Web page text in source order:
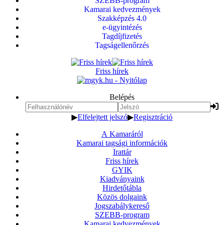
Kamarai kedvezmények
Szakképzés 4.0
e-ügyintézés
Tagdíjfizetés
Tagságellenőrzés
Friss hírek
Belépés
▶Elfelejtett jelszó▶Regisztráció
A Kamaráról
Kamarai tagsági információk
Irattár
Friss hírek
GYIK
Kiadványaink
Hirdetőtábla
Közös dolgaink
Jogszabálykereső
SZEBB-program